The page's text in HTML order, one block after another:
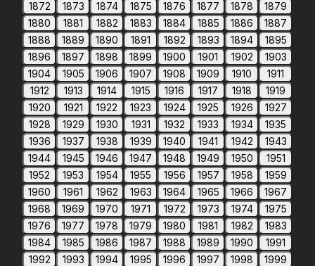
1872
1873 1874 1875 1876 1877 1878
1879
1880
1881 1882 1883 1884 1885 1886
1887
1888
1889 1890 1891 1892 1893 1894
1895
1896
1897 1898 1899 1900 1901 1902
1903
1904
1905 1906 1907 1908 1909 1910
1911
1912
1913 1914 1915 1916 1917 1918
1919
1920
1921 1922 1923 1924 1925 1926
1927
1928
1929 1930 1931 1932 1933 1934
1935
1936
1937 1938 1939 1940 1941 1942
1943
1944
1945 1946 1947 1948 1949 1950
1951
1952
1953 1954 1955 1956 1957 1958
1959
1960
1961 1962 1963 1964 1965 1966
1967
1968
1969 1970 1971 1972 1973 1974
1975
1976
1977 1978 1979 1980 1981 1982
1983
1984
1985 1986 1987 1988 1989 1990
1991
1992
1993 1994 1995 1996 1997 1998 1999